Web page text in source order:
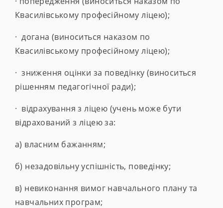
Квасилівському професійному ліцею);
· догана (виноситься наказом по
Квасилівському професійному ліцею);
· зниження оцінки за поведінку (виноситься
рішенням педагогічної ради);
· відрахування з ліцею (учень може бути
відрахований з ліцею за:
а) власним бажанням;
б) незадовільну успішність, поведінку;
в) невиконання вимог навчального плану та
навчальних програм;